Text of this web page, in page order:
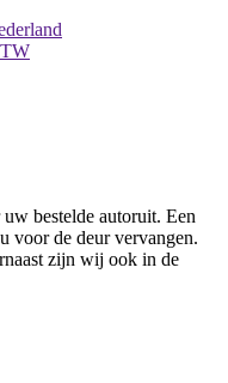
bestelde autoruit. Een
voor de deur vervangen.
zijn wij ook in de